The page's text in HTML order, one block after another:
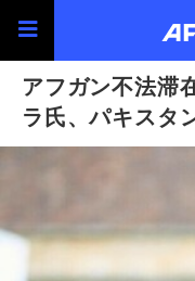
アフガン不法滞
ラ氏、パキスタ